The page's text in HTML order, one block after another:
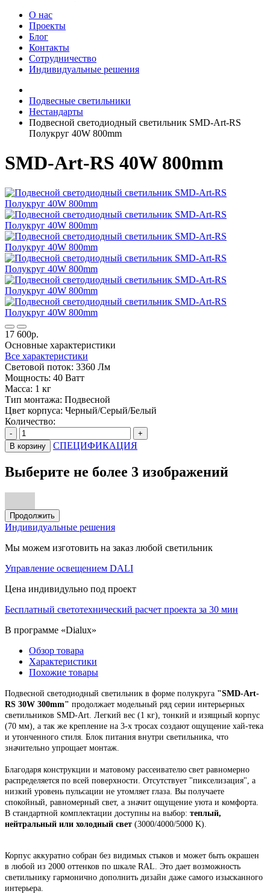
О нас
Проекты
Блог
Контакты
Сотрудничество
Индивидуальные решения
Подвесные светильники
Нестандарты
Подвесной светодиодный светильник SMD-Art-RS
Полукруг 40W 800mm
SMD-Art-RS 40W 800mm
17 600р.
Основные характеристики
Все характеристики
Световой поток: 3360 Лм
Мощность: 40 Ватт
Масса: 1 кг
Тип монтажа: Подвесной
Цвет корпуса: Черный/Серый/Белый
Количество:
-
+
В корзину
СПЕЦИФИКАЦИЯ
Выберите не более 3 изображений
Продолжить
Индивидуальные решения
Мы можем изготовить на заказ любой светильник
Управление освещением DALI
Цена индивидульно под проект
Бесплатный светотехнический расчет проекта за 30 мин
В программе «Dialux»
Обзор товара
Характеристики
Похожие товары
Подвесной светодиодный светильник в форме полукруга "SMD-Art-
RS 30W 300mm" продолжает модельный ряд серии интерьерных
светильников SMD-Art. Легкий вес (1 кг), тонкий и изящный корпус
(70 мм), а так же крепление на 3-х тросах создают ощущение хай-тека
и утонченного стиля. Блок питания внутри светильника, что
значительно упрощает монтаж.
Благодаря конструкции и матовому рассеивателю свет равномерно
распределяется по всей поверхности. Отсутствует "пикселизация", а
низкий уровень пульсации не утомляет глаза. Вы получаете
спокойный, равномерный свет, а значит ощущение уюта и комфорта.
В стандартной комплектации доступны на выбор: теплый,
нейтральный или холодный свет (3000/4000/5000 K).
Корпус аккуратно собран без видимых стыков и может быть окрашен
в любой из 2000 оттенков по шкале RAL. Это дает возможность
светильнику гармонично дополнить дизайн даже самого изысканного
интерьера.